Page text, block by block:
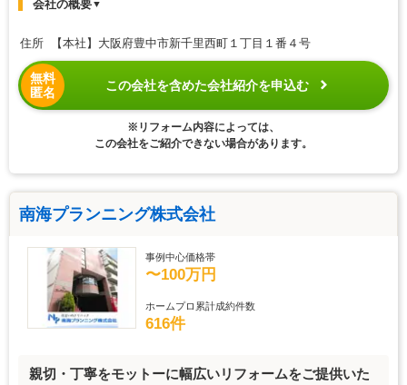
会社の概要▼
住所 【本社】大阪府豊中市新千里西町１丁目１番４号
無料
匿名
この会社を含めた会社紹介を申込む
※リフォーム内容によっては、
この会社をご紹介できない場合があります。
南海プランニング株式会社
事例中心価格帯
〜100万円
ホームプロ累計成約件数
616件
親切・丁寧をモットーに幅広いリフォームをご提供いた